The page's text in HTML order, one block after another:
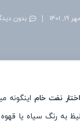
مهر 19, 1401 بدون
نفت خام اینگونه
به رنگ سیاه یا